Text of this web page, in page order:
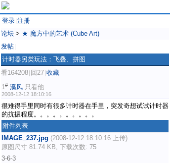
登录 注册
论坛 > ★ 魔方中的艺术 (Cube Art)
发帖
计时器另类玩法：飞叠、拼图
看164208 回27 收藏
1# 溪风 只看他
2008-12-12 18:10:16
很难得手里同时有很多计时器在手里，突发奇想试试计时器
的抗振程度。。。。。。。。。。
附件列表
IMAGE_237.jpg (2008-12-12 18:10:16 上传)
原图尺寸 81.74 KB, 下载次数: 75
3-6-3